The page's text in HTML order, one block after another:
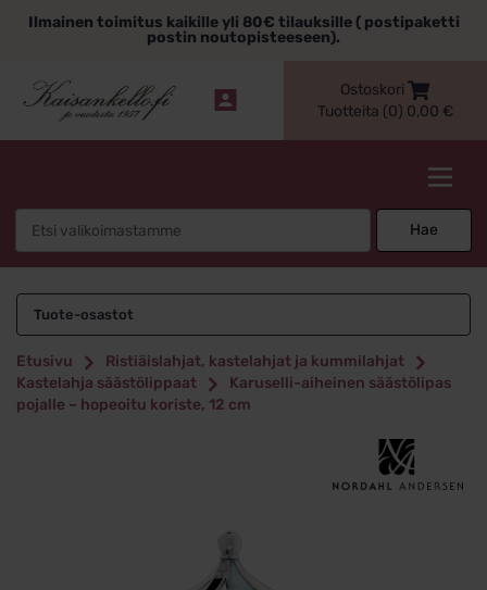
sisältöönIlmainen toimitus kaikille yli 80€ tilauksille ( postipaketti
postin noutopisteeseen).
Ostoskori
Tuotteita (0) 0,00 €
Hae
Tuote-osastot
Etusivu
Ristiäislahjat, kastelahjat ja kummilahjat
Kastelahja säästölippaat
Karuselli-aiheinen säästölipas
pojalle – hopeoitu koriste, 12 cm